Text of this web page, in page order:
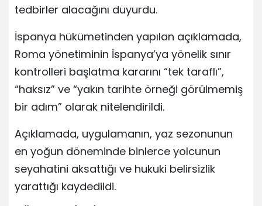
tedbirler alacağını duyurdu.
İspanya hükümetinden yapılan açıklamada,
Roma yönetiminin İspanya’ya yönelik sınır
kontrolleri başlatma kararını “tek taraflı”,
“haksız” ve “yakın tarihte örneği görülmemiş
bir adım” olarak nitelendirildi.
Açıklamada, uygulamanın, yaz sezonunun
en yoğun döneminde binlerce yolcunun
seyahatini aksattığı ve hukuki belirsizlik
yarattığı kaydedildi.